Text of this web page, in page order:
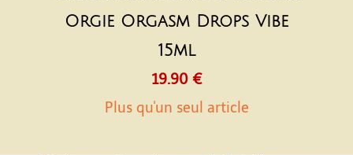
Orgie Orgasm Drops Vibe
15ml
19.90 €
Plus qu'un seul article